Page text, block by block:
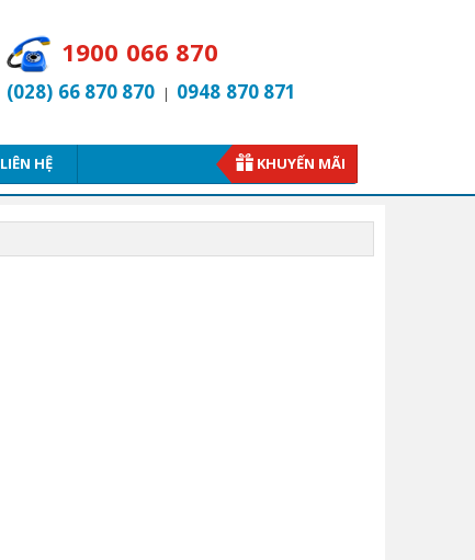
1900 066 870
(028) 66 870 870 | 0948 870 871
LIÊN HỆ KHUYẾN MÃI